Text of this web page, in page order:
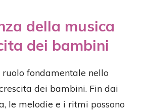
della musica
dei bambini
ruolo fondamentale nello
dei bambini. Fin dai
le melodie e i ritmi possono